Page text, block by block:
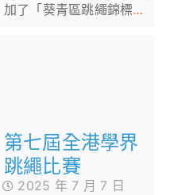
加了「葵青區跳繩錦標賽
第七屆全港學界
跳繩比賽
2025 年 7 月 7 日